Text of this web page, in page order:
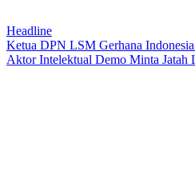
Headline
Ketua DPN LSM Gerhana
Aktor Intelektual Demo Minta Jatah